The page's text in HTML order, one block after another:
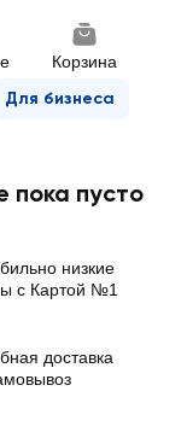
Корзина
Для бизнеса
пока пусто
низкие
с Картой №1
доставка